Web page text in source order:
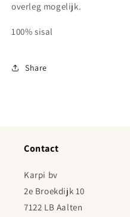
overleg mogelijk.
100% sisal
Share
Contact
Karpi bv
2e Broekdijk 10
7122 LB Aalten